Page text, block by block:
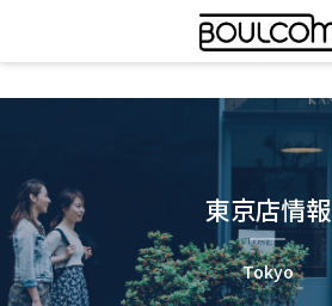
東京店情報
Tokyo